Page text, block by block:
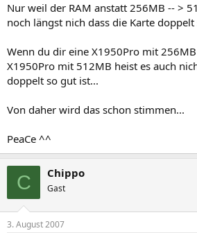
Nur weil der RAM anstatt 256MB -- >
noch längst nich dass die Karte
Wenn du dir eine X1950Pro mit
X1950Pro mit 512MB heist es auch
doppelt so gut ist...
Von daher wird das schon stimmen...
PeaCe ^^
C Chippo
Gast
3. August 2007